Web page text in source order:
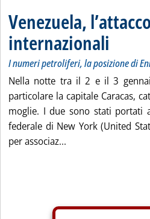
Venezuela,
internazionali
I numeri petroliferi, la posizione di
Nella notte tra il 2 e il 3
particolare la capitale Caracas,
moglie. I due sono stati portati
federale di New York (United
per associaz...